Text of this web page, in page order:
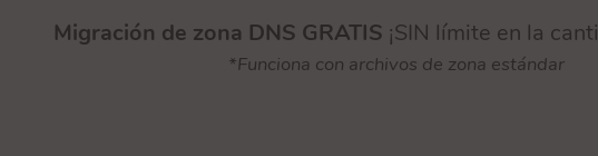
Migración de zona DNS GRATIS ¡SIN límite en la
*Funciona con archivos de zona estándar